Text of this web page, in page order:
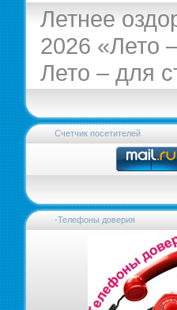
Летнее
2026 «Лето
Лето – для
Счетчик посетителей
-Телефоны доверия